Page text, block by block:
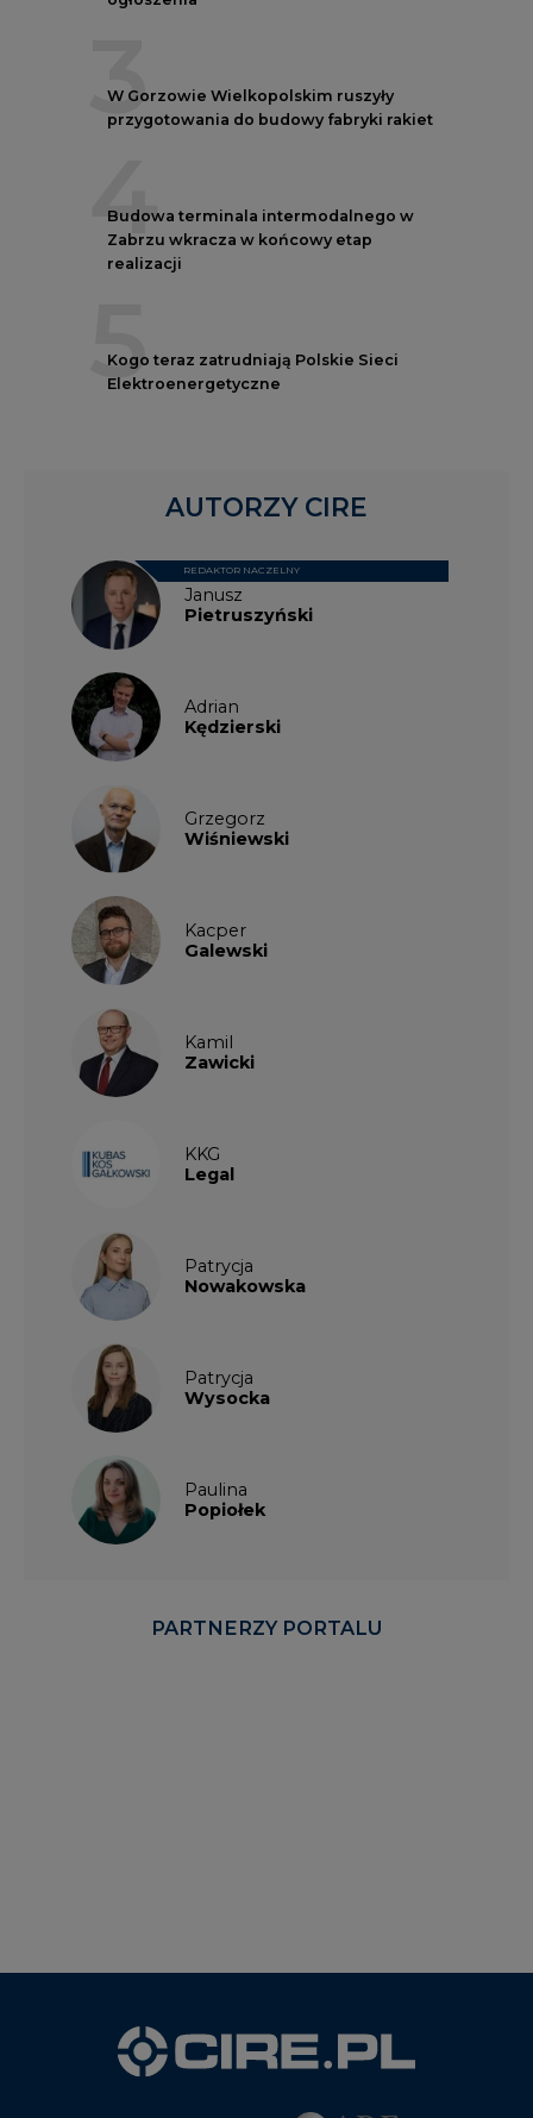
3
W Gorzowie Wielkopolskim ruszyły
przygotowania do budowy fabryki rakiet
4
Budowa terminala intermodalnego w
Zabrzu wkracza w końcowy etap
realizacji
5
Kogo teraz zatrudniają Polskie Sieci
Elektroenergetyczne
Janusz
Pietruszyński
REDAKTOR NACZELNY
Adrian
Kędzierski
Grzegorz
Wiśniewski
Kacper
Galewski
Kamil
Zawicki
KKG
Legal
Patrycja
Nowakowska
Patrycja
Wysocka
Paulina
Popiołek
AUTORZY CIRE
PARTNERZY PORTALU